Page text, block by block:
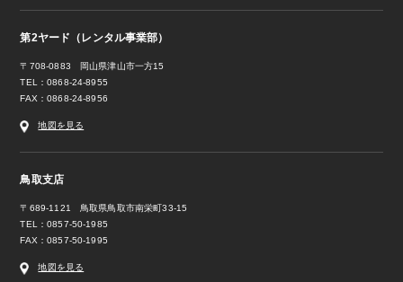
第2ヤード（レンタル事業部）
〒708-0883 岡山県津山市一方15
TEL：0868-24-8955
FAX：0868-24-8956
地図を見る
鳥取支店
〒689-1121 鳥取県鳥取市南栄町33-15
TEL：0857-50-1985
FAX：0857-50-1995
地図を見る